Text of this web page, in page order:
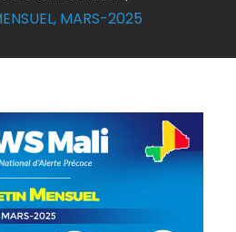
MARS-2025